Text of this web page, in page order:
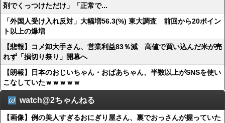
剤でくっつけただけ」「正常で...
「外国人受け入れ反対」大幅増56.3(%) 東大調査 前回から20ポイン
ト以上の爆増
【悲報】コメ卸大手さん、営業利益83％減 高値で買い込んだ米が売
れず「損切り祭り」開幕へ
【朗報】日本のおじいちゃん・おばあちゃん、半数以上がSNSを使い
こなしていたｗｗｗｗｗ
watch@2ちゃんねる
【画像】例の美人すぎるおにぎり屋さん、裏でおっさんが握っていた